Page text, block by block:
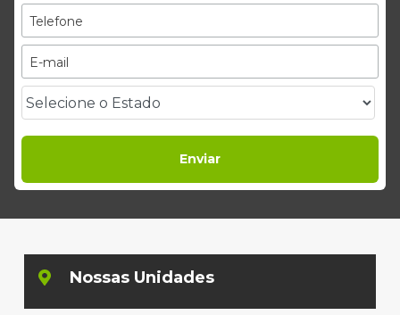
Enviar
Nossas Unidades